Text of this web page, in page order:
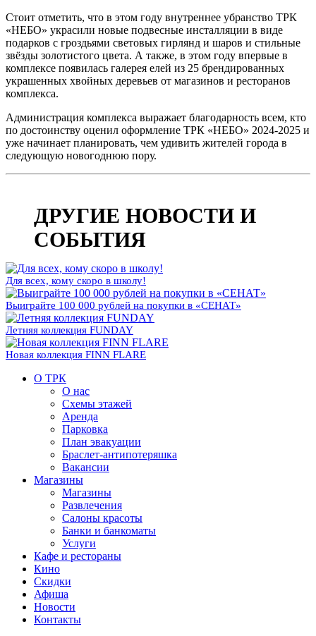
Стоит отметить, что в этом году внутреннее убранство ТРК
«НЕБО» украсили новые подвесные инсталляции в виде
подарков с гроздьями световых гирлянд и шаров и стильные
звёзды золотистого цвета. А также, в этом году впервые в
комплексе появилась галерея елей из 25 брендированных
украшенных хвойных деревьев от магазинов и ресторанов
комплекса.
Администрация комплекса выражает благодарность всем, кто
по достоинству оценил оформление ТРК «НЕБО» 2024-2025 и
уже начинает планировать, чем удивить жителей города в
следующую новогоднюю пору.
ДРУГИЕ НОВОСТИ И
СОБЫТИЯ
Для всех, кому скоро в школу!
Выиграйте 100 000 рублей на покупки в «СЕНАТ»
Летняя коллекция FUNDAY
Новая коллекция FINN FLARE
О ТРК
О нас
Схемы этажей
Аренда
Парковка
План эвакуации
Браслет-антипотеряшка
Вакансии
Магазины
Магазины
Развлечения
Салоны красоты
Банки и банкоматы
Услуги
Кафе и рестораны
Кино
Скидки
Афиша
Новости
Контакты